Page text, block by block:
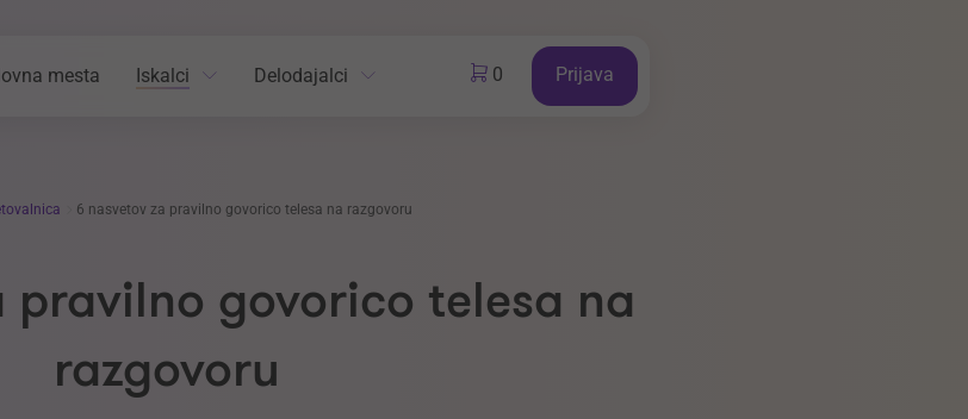
mesta Iskalci Delodajalci 0 Prijava
6 nasvetov za pravilno govorico telesa na razgovoru
pravilno govorico telesa na
razgovoru